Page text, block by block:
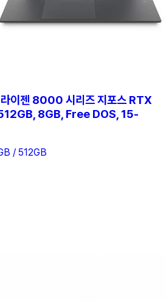
이젠 8000 시리즈 지포스 RTX
8GB, Free DOS, 15-
/ 512GB